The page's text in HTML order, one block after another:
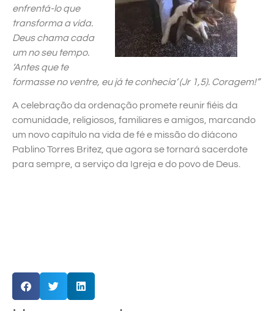
enfrentá-lo que
transforma a vida.
Deus chama cada
um no seu tempo.
‘Antes que te
formasse no ventre, eu já te conhecia’ (Jr 1,5). Coragem!”
A celebração da ordenação promete reunir fiéis da
comunidade, religiosos, familiares e amigos, marcando
um novo capítulo na vida de fé e missão do diácono
Pablino Torres Britez, que agora se tornará sacerdote
para sempre, a serviço da Igreja e do povo de Deus.